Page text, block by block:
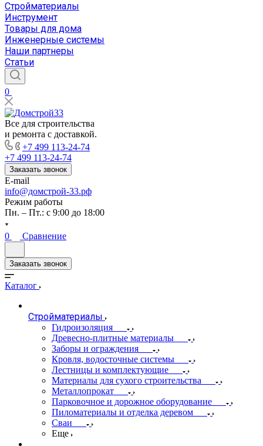
Стройматериалы
Инструмент
Товары для дома
Инженерные системы
Наши партнеры
Статьи
0
Все для строительства
и ремонта с доставкой.
+7 499 113-24-74
+7 499 113-24-74
Заказать звонок
E-mail
info@домстрой-33.рф
Режим работы
Пн. – Пт.: с 9:00 до 18:00
0 Сравнение
Заказать звонок
Каталог
Стройматериалы
Гидроизоляция
Древесно-плитные материалы
Заборы и ограждения
Кровля, водосточные системы
Лестницы и комплектующие
Материалы для сухого строительства
Металлопрокат
Парковочное и дорожное оборудование
Пиломатериалы и отделка деревом
Сваи
Еще